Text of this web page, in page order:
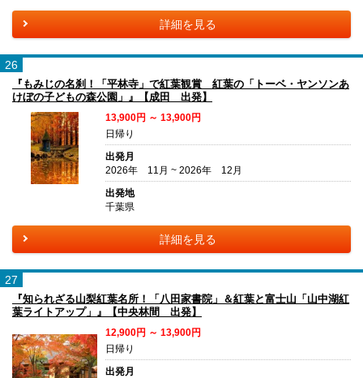
詳細を見る
26
『もみじの名刹！「平林寺」で紅葉観賞 紅葉の「トーベ・ヤンソンあ
けぼの子どもの森公園」』【成田 出発】
13,900円 ～ 13,900円
日帰り
出発月
2026年 11月 ~ 2026年 12月
出発地
千葉県
詳細を見る
27
『知られざる山梨紅葉名所！「八田家書院」＆紅葉と富士山「山中湖紅
葉ライトアップ」』【中央林間 出発】
12,900円 ～ 13,900円
日帰り
出発月